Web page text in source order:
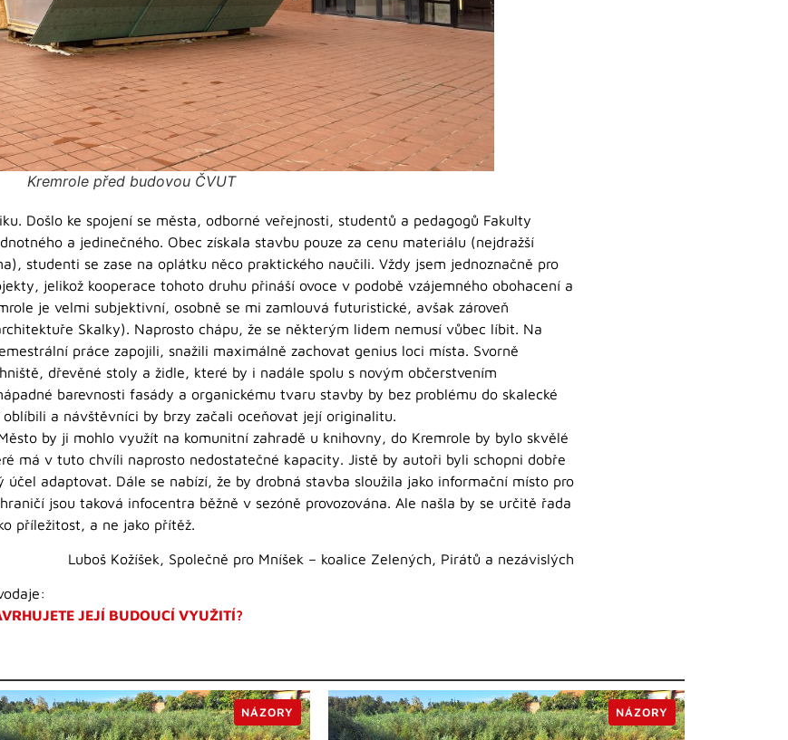
Kremrole před budovou ČVUT
Došlo ke spojení se města, odborné veřejnosti, studentů a pedagogů Fakulty
a jedinečného. Obec získala stavbu pouze za cenu materiálu (nejdražší
studenti se zase na oplátku něco praktického naučili. Vždy jsem jednoznačně pro
jelikož kooperace tohoto druhu přináší ovoce v podobě vzájemného obohacení a
je velmi subjektivní, osobně se mi zamlouvá futuristické, avšak zároveň
Skalky). Naprosto chápu, že se některým lidem nemusí vůbec líbit. Na
práce zapojili, snažili maximálně zachovat genius loci místa. Svorně
dřevěné stoly a židle, které by i nadále spolu s novým občerstvením
barevnosti fasády a organickému tvaru stavby by bez problému do skalecké
a návštěvníci by brzy začali oceňovat její originalitu.
by ji mohlo využít na komunitní zahradě u knihovny, do Kremrole by bylo skvělé
má v tuto chvíli naprosto nedostatečné kapacity. Jistě by autoři byli schopni dobře
adaptovat. Dále se nabízí, že by drobná stavba sloužila jako informační místo pro
jsou taková infocentra běžně v sezóně provozována. Ale našla by se určitě řada
příležitost, a ne jako přítěž.
Luboš Kožíšek, Společně pro Mníšek – koalice Zelených, Pirátů a nezávislých
JEJÍ BUDOUCÍ VYUŽITÍ?
NÁZORY NÁZORY